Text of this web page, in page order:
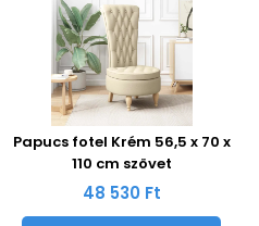
Papucs fotel Krém 56,5 x 70 x
110 cm szövet
48 530 Ft